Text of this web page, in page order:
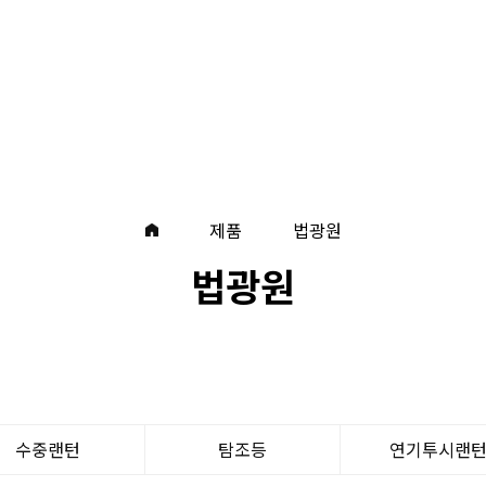
제품 법광원
법광원
수중랜턴 탐조등 연기투시랜턴